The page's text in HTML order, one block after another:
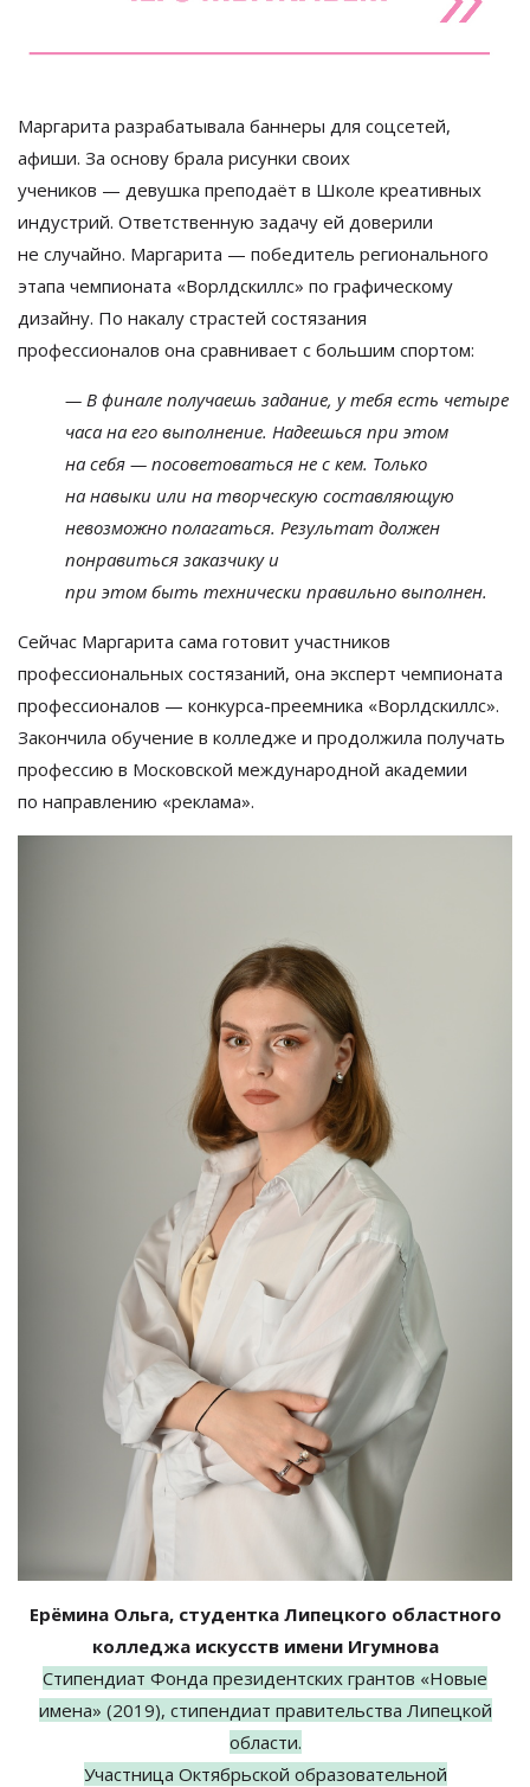
Маргарита разрабатывала баннеры для соцсетей,
афиши. За основу брала рисунки своих
учеников — девушка преподаёт в Школе креативных
индустрий. Ответственную задачу ей доверили
не случайно. Маргарита — победитель регионального
этапа чемпионата «Ворлдскиллс» по графическому
дизайну. По накалу страстей состязания
профессионалов она сравнивает с большим спортом:
— В финале получаешь задание, у тебя есть четыре
часа на его выполнение. Надеешься при этом
на себя — посоветоваться не с кем. Только
на навыки или на творческую составляющую
невозможно полагаться. Результат должен
понравиться заказчику и
при этом быть технически правильно выполнен.
Сейчас Маргарита сама готовит участников
профессиональных состязаний, она эксперт чемпионата
профессионалов — конкурса-преемника «Ворлдскиллс».
Закончила обучение в колледже и продолжила получать
профессию в Московской международной академии
по направлению «реклама».
Ерёмина Ольга, студентка Липецкого областного
колледжа искусств имени Игумнова
Стипендиат Фонда президентских грантов «Новые
имена» (2019), стипендиат правительства Липецкой
области.
Участница Октябрьской образовательной